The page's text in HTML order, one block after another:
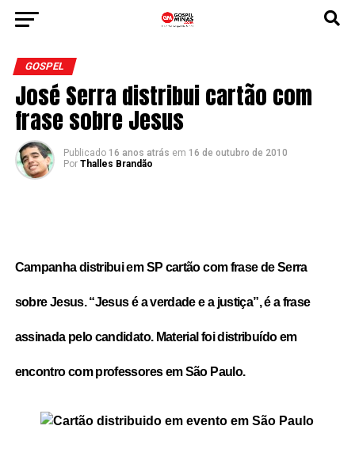
GOSPEL
José Serra distribui cartão com
frase sobre Jesus
Publicado 16 anos atrás em 16 de outubro de 2010
Por Thalles Brandão
Campanha distribui em SP cartão com frase de Serra
sobre Jesus.“Jesus é a verdade e a justiça”, é a frase
assinada pelo candidato. Material foi distribuído em
encontro com professores em São Paulo.